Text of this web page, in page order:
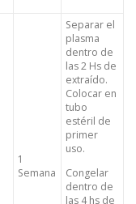
1
Semana
Separar el
plasma
dentro de
las 2 Hs de
extraído.
Colocar en
tubo
estéril de
primer
uso.
Congelar
dentro de
las 4 hs de